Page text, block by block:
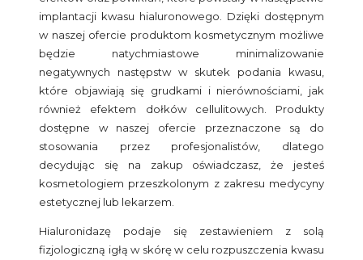
implantacji kwasu hialuronowego. Dzięki dostępnym
w naszej ofercie produktom kosmetycznym możliwe
będzie natychmiastowe minimalizowanie
negatywnych następstw w skutek podania kwasu,
które objawiają się grudkami i nierównościami, jak
również efektem dołków cellulitowych. Produkty
dostępne w naszej ofercie przeznaczone są do
stosowania przez profesjonalistów, dlatego
decydując się na zakup oświadczasz, że jesteś
kosmetologiem przeszkolonym z zakresu medycyny
estetycznej lub lekarzem.
Hialuronidazę podaje się zestawieniem z solą
fizjologiczną igłą w skórę w celu rozpuszczenia kwasu